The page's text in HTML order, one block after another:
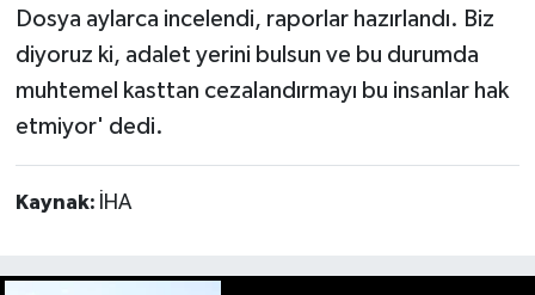
Dosya aylarca incelendi, raporlar hazırlandı. Biz
diyoruz ki, adalet yerini bulsun ve bu durumda
muhtemel kasttan cezalandırmayı bu insanlar hak
etmiyor' dedi.
Kaynak: İHA